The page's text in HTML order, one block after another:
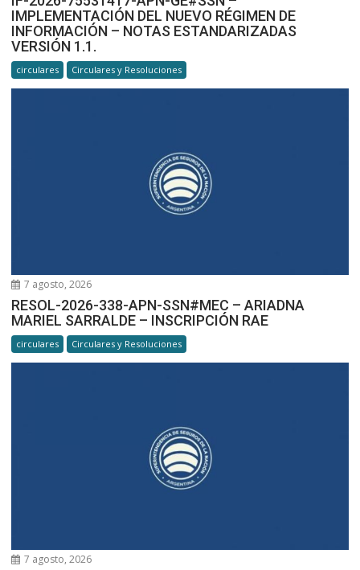
IMPLEMENTACIÓN DEL NUEVO RÉGIMEN DE
INFORMACIÓN – NOTAS ESTANDARIZADAS
VERSIÓN 1.1.
circulares Circulares y Resoluciones
7 agosto, 2026
RESOL-2026-338-APN-SSN#MEC – ARIADNA
MARIEL SARRALDE – INSCRIPCIÓN RAE
circulares Circulares y Resoluciones
7 agosto, 2026